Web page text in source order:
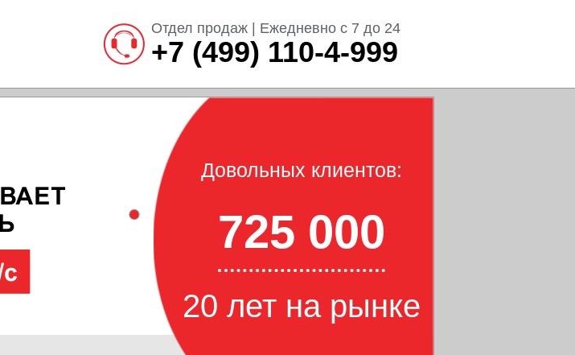
Отдел продаж | Ежедневно с 7 до 24
+7 (499) 110-4-999
Довольных клиентов:
725 000
20 лет на рынке